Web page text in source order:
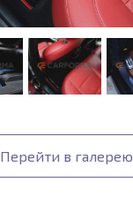
Перейти в галерею